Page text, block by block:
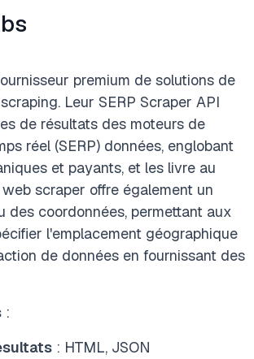
premium de solutions de
Leur SERP Scraper API
de résultats des moteurs de
réel (SERP) données, englobant
et payants, et les livre au
scraper offre également un
des coordonnées, permettant aux
l'emplacement géographique
de données en fournissant des
:
: HTML, JSON